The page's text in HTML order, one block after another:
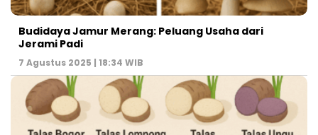
Budidaya Jamur Merang: Peluang Usaha dari
Jerami Padi
7 Agustus 2025 | 18:34 WIB